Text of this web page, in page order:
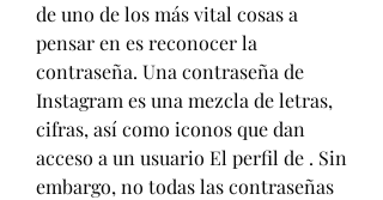
de uno de los más vital cosas a
pensar en es reconocer la
contraseña. Una contraseña de
Instagram es una mezcla de letras,
cifras, así como iconos que dan
acceso a un usuario El perfil de . Sin
embargo, no todas las contraseñas